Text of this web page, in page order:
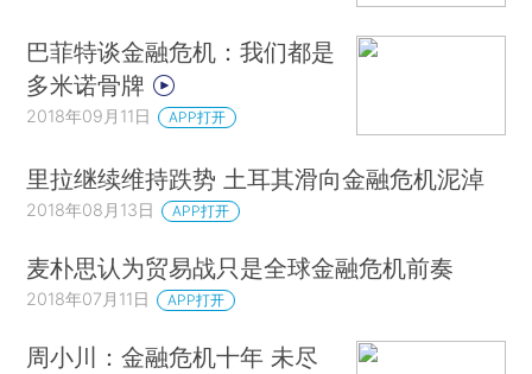
巴菲特谈金融危机：我们都是
多米诺骨牌
2018年09月11日 APP打开
里拉继续维持跌势 土耳其滑向金融危机泥淖
2018年08月13日 APP打开
麦朴思认为贸易战只是全球金融危机前奏
2018年07月11日 APP打开
周小川：金融危机十年 未尽